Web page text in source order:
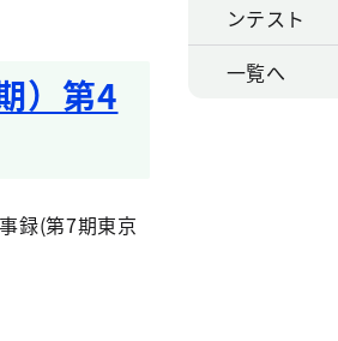
）第4
録(第7期東京
ンテスト
一覧へ